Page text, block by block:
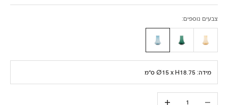
צבעים נוספים:
מידה: Ø15 x H18.75 ס״מ